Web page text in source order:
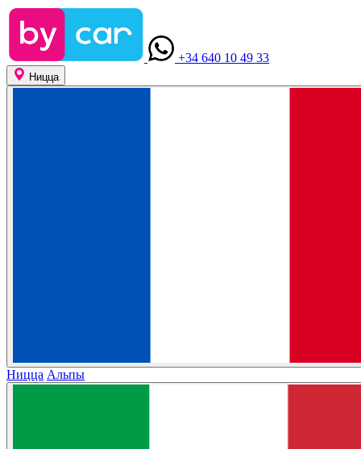
+34 640 10 49 33
Ницца
Ницца Альпы